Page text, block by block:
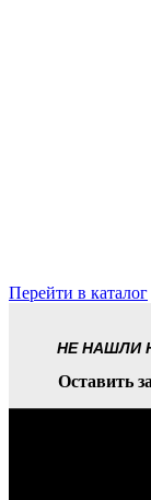
Перейти в каталог
НЕ НАШЛИ
Оставить